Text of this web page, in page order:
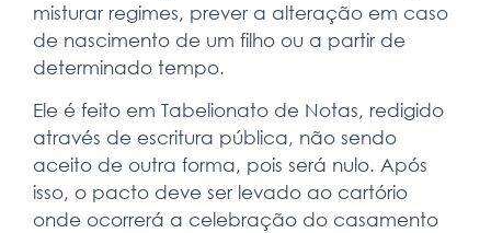
misturar regimes, prever a alteração em caso
de nascimento de um filho ou a partir de
determinado tempo.
Ele é feito em Tabelionato de Notas, redigido
através de escritura pública, não sendo
aceito de outra forma, pois será nulo. Após
isso, o pacto deve ser levado ao cartório
onde ocorrerá a celebração do casamento